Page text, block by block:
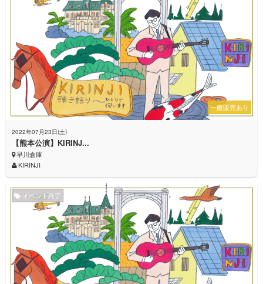
一般販売あり
2022年07月23日(土)
【熊本公演】KIRINJ...
早川倉庫
KIRINJI
イベント終了